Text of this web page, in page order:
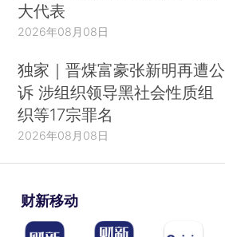
大代表
2026年08月08日
独家｜晋煤富豪张新明再遭公
诉 涉组织领导黑社会性质组
织等17宗罪名
2026年08月08日
财新移动